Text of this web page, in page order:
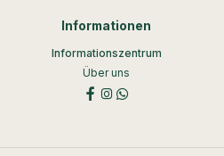
Informationen
Informationszentrum
Über uns